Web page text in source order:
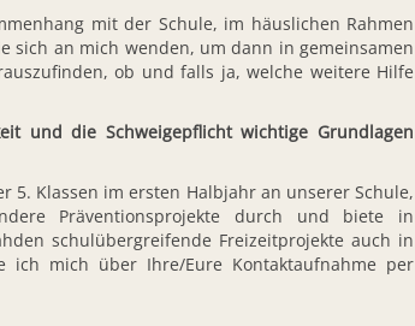
mit der Schule, im häuslichen Rahmen
sich an mich wenden, um dann in gemeinsamen
ob und falls ja, welche weitere Hilfe
und die Schweigepflicht wichtige Grundlagen
Klassen im ersten Halbjahr an unserer Schule,
Präventionsprojekte durch und biete in
schulübergreifende Freizeitprojekte auch in
mich über Ihre/Eure Kontaktaufnahme per